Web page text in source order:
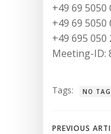
+49 69
+49 69
+49 695
Meeting-ID:
Tags: NO TAG
PREVIOUS